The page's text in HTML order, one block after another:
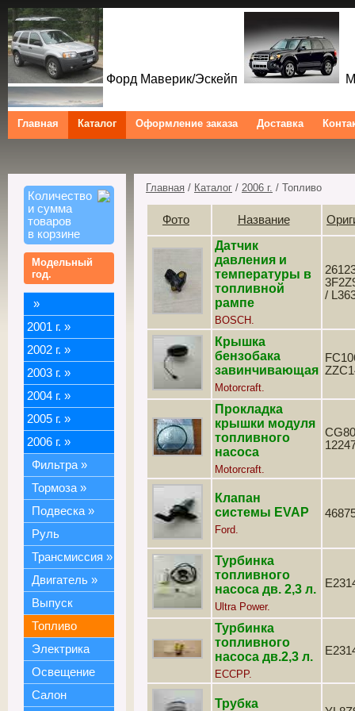
Форд Маверик/Эскейп
Ford Maverick/Escape
Ford Kuga/Escape
Главная Каталог Оформление заказа Доставка
Количество
и сумма
товаров
в корзине
Модельный
год.
»
2001 г. »
2002 г. »
2003 г. »
2004 г. »
2005 г. »
2006 г. »
Фильтра »
Тормоза »
Подвеска »
Руль
Трансмиссия »
Двигатель »
Выпуск
Топливо
Электрика
Освещение
Салон
Главная / Каталог / 2006 г. / Топливо
Фото Название
Датчик
давления и
температуры в
топливной
рампе
BOSCH.
/
Крышка
бензобака
завинчивающая
Motorcraft.
Прокладка
крышки модуля
топливного
насоса
Motorcraft.
Клапан
системы EVAP
Ford.
Турбинка
топливного
насоса дв. 2,3 л.
Ultra Power.
Турбинка
топливного
насоса дв.2,3 л.
ECCPP.
Трубка